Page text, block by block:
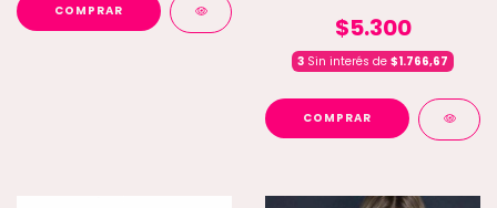
COMPRAR
$5.300
3 Sin interés de $1.766,67
COMPRAR